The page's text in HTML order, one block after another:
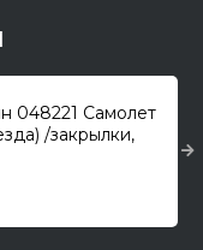
048221 Самолет
/закрылки,